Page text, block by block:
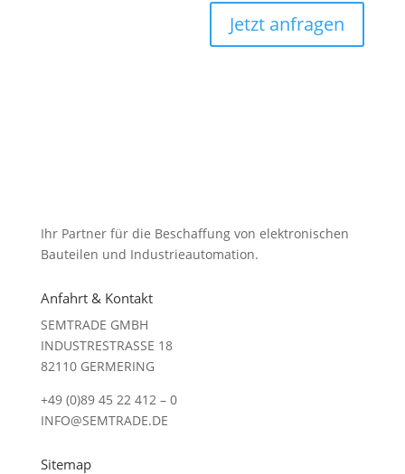
Jetzt anfragen
Ihr Partner für die Beschaffung von elektronischen
Bauteilen und Industrieautomation.
Anfahrt & Kontakt
SEMTRADE GMBH
INDUSTRESTRASSE 18
82110 GERMERING
+49 (0)89 45 22 412 – 0
INFO@SEMTRADE.DE
Sitemap